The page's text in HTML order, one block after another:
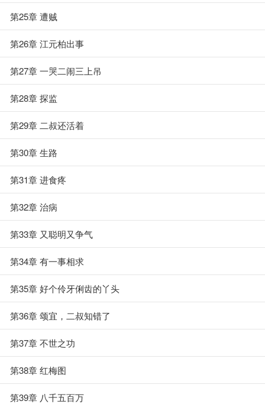
第25章 遭贼
第26章 江元柏出事
第27章 一哭二闹三上吊
第28章 探监
第29章 二叔还活着
第30章 生路
第31章 进食疼
第32章 治病
第33章 又聪明又争气
第34章 有一事相求
第35章 好个伶牙俐齿的丫头
第36章 颂宜，二叔知错了
第37章 不世之功
第38章 红梅图
第39章 八千五百万